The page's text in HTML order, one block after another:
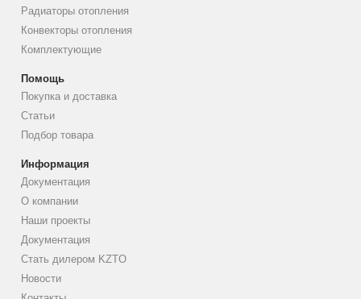
Радиаторы отопления
Конвекторы отопления
Комплектующие
Помощь
Покупка и доставка
Статьи
Подбор товара
Информация
Документация
О компании
Наши проекты
Документация
Стать дилером KZTO
Новости